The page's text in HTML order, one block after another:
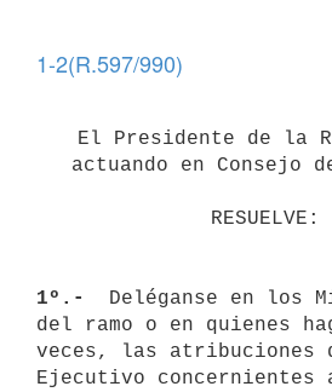
1-2(R.597/990)
El Presidente de la
actuando en Consejo
RESUELVE:
1º.-
Deléganse en los
del ramo o en quienes
veces, las atribuciones
Ejecutivo concernientes